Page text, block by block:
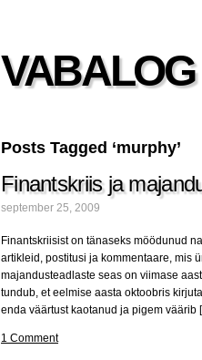
VABALOG
Posts Tagged ‘murphy’
Finantskriis ja
september 25, 2009
Finantskriisist on tänaseks möödunud
artikleid, postitusi ja kommentaare, mis
majandusteadlaste seas on viimase
tundub, et eelmise aasta oktoobris
enda väärtust kaotanud ja pigem väärib
1 Comment